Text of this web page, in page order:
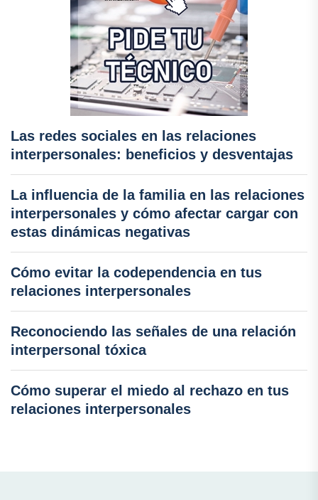
Las redes sociales en las relaciones
interpersonales: beneficios y desventajas
La influencia de la familia en las relaciones
interpersonales y cómo afectar cargar con
estas dinámicas negativas
Cómo evitar la codependencia en tus
relaciones interpersonales
Reconociendo las señales de una relación
interpersonal tóxica
Cómo superar el miedo al rechazo en tus
relaciones interpersonales